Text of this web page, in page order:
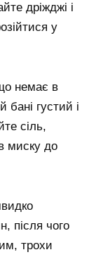
дріжджі і
у
немає в
бані густий і
сіль,
миску до
після чого
трохи